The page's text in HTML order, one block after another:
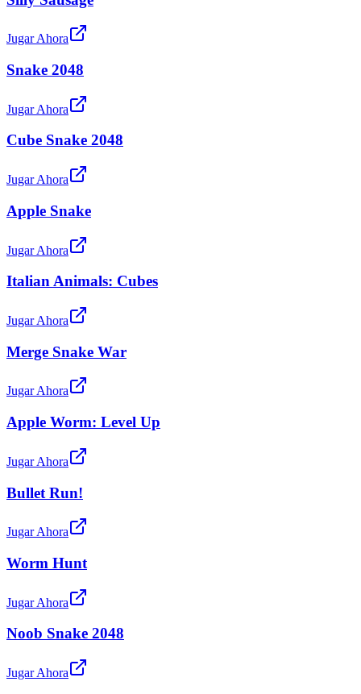
Jugar Ahora
Snake 2048
Jugar Ahora
Cube Snake 2048
Jugar Ahora
Apple Snake
Jugar Ahora
Italian Animals: Cubes
Jugar Ahora
Merge Snake War
Jugar Ahora
Apple Worm: Level Up
Jugar Ahora
Bullet Run!
Jugar Ahora
Worm Hunt
Jugar Ahora
Noob Snake 2048
Jugar Ahora